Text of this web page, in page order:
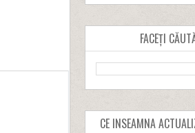
FACEȚI
CE INSEAMNA